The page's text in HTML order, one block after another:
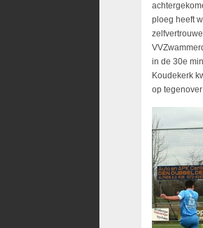
ploeg heeft
in de 30e
Koudekerk
op